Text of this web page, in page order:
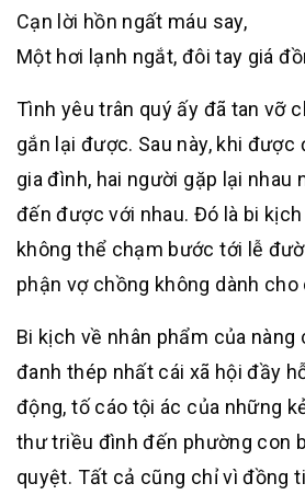
Cạn lời hồn ngất máu say,
Một hơi lạnh ngắt, đôi tay giá
Tình yêu trân quý ấy đã tan vỡ
gắn lại được. Sau này, khi được
gia đình, hai người gặp lại nhau
đến được với nhau. Đó là bi
không thể chạm bước tới lễ
phận vợ chồng không dành cho
Bi kịch về nhân phẩm của nàng
đanh thép nhất cái xã hội đầy
động, tố cáo tội ác của những
thư triều đình đến phường con
quyệt. Tất cả cũng chỉ vì đồng